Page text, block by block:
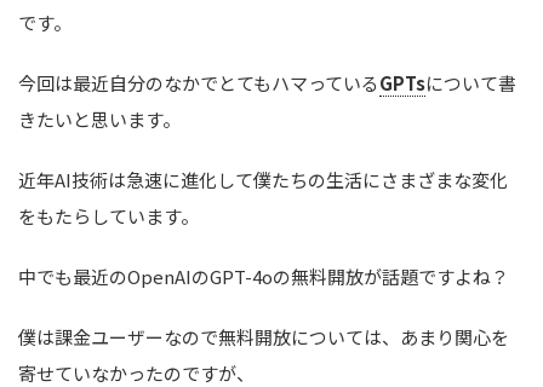
です。
今回は最近自分のなかでとてもハマっているGPTsについて書
きたいと思います。
近年AI技術は急速に進化して僕たちの生活にさまざまな変化
をもたらしています。
中でも最近のOpenAIのGPT-4oの無料開放が話題ですよね？
僕は課金ユーザーなので無料開放については、あまり関心を
寄せていなかったのですが、